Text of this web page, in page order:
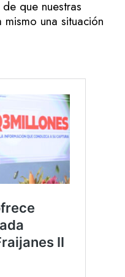
que nuestras
una situación